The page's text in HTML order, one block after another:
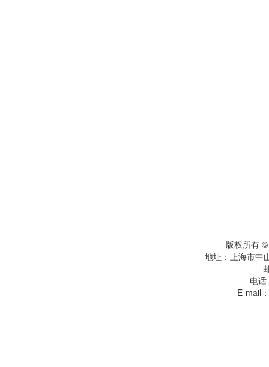
版权所有
地址：上海市
电
E-mail